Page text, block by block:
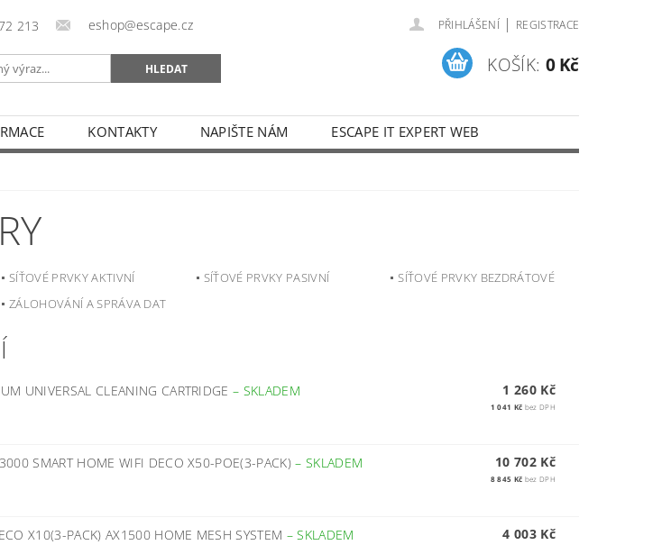
213 eshop@escape.cz PŘIHLÁŠENÍ | REGISTRACE
KOŠÍK: 0 Kč
KONTAKTY NAPIŠTE NÁM ESCAPE IT EXPERT WEB
SÍŤOVÉ PRVKY AKTIVNÍ SÍŤOVÉ PRVKY PASIVNÍ
SÍŤOVÉ PRVKY BEZDRÁTOVÉ
ZÁLOHOVÁNÍ A SPRÁVA DAT
UNIVERSAL CLEANING CARTRIDGE– SKLADEM 1 260 Kč
1 041 Kč bez DPH
SMART HOME WIFI DECO X50-POE(3-PACK)– SKLADEM 10 702 Kč
8 845 Kč bez DPH
X10(3-PACK) AX1500 HOME MESH SYSTEM –SKLADEM 4 003 Kč